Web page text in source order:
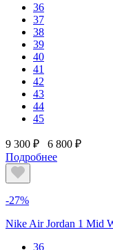
36
37
38
39
40
41
42
43
44
45
9 300 ₽
6 800 ₽
Подробнее
-27%
Nike Air Jordan 1 Mid
36